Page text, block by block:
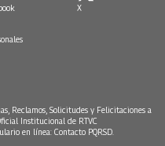
X
Reclamos, Solicitudes y Felicitaciones a
Institucional de RTVC
en línea: Contacto PQRSD.